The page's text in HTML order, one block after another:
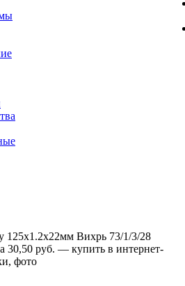
125х1.2х22мм Вихрь 73/1/3/28
30,50 руб. — купить в интернет-
фото